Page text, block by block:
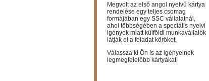
Megvolt az első angol nyelvű kártya
rendelése egy teljes csomag
formájában egy SSC vállalatnál,
ahol többségében a speciális nyelvi
igények miatt külföldi munkavállalók
látják el a feladat köröket.
Válassza ki Ön is az igényeinek
legmegfelelőbb kártyákat!